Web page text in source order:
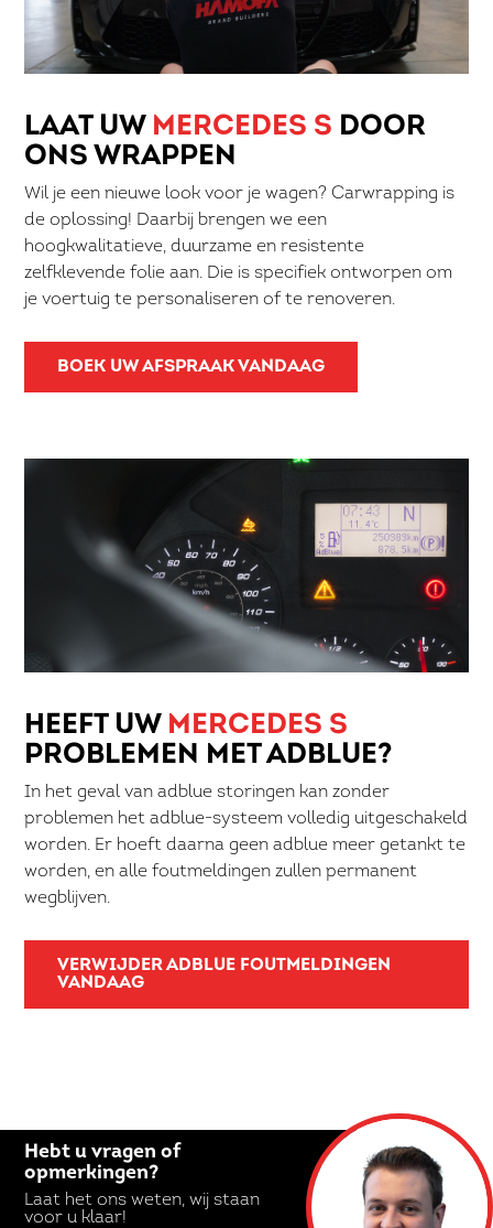
LAAT UW MERCEDES S DOOR
ONS WRAPPEN
Wil je een nieuwe look voor je wagen? Carwrapping is
de oplossing! Daarbij brengen we een
hoogkwalitatieve, duurzame en resistente
zelfklevende folie aan. Die is specifiek ontworpen om
je voertuig te personaliseren of te renoveren.
BOEK UW AFSPRAAK VANDAAG
HEEFT UW MERCEDES S
PROBLEMEN MET ADBLUE?
In het geval van adblue storingen kan zonder
problemen het adblue-systeem volledig uitgeschakeld
worden. Er hoeft daarna geen adblue meer getankt te
worden, en alle foutmeldingen zullen permanent
wegblijven.
VERWIJDER ADBLUE FOUTMELDINGEN
VANDAAG
Hebt u vragen of
opmerkingen?
Laat het ons weten, wij staan
voor u klaar!